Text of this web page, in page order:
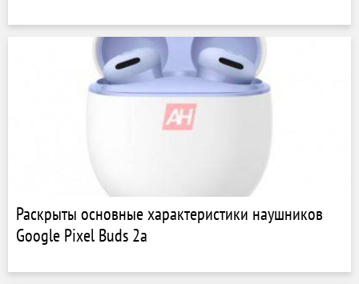
Раскрыты основные характеристики наушников
Google Pixel Buds 2a